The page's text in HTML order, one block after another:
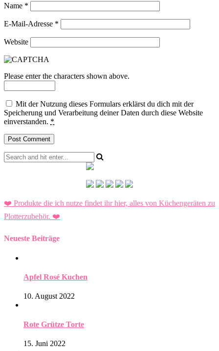
Name *
E-Mail-Adresse *
Website
Please enter the characters shown above.
Mit der Nutzung dieses Formulars erklärst du dich mit der
Speicherung und Verarbeitung deiner Daten durch diese Website
einverstanden. *
❤️ Produkte die ich nutze findet ihr hier, alles von Küchengeräten zu
Plotterzubehör. ❤️
Neueste Beiträge
Apfel Rosé Kuchen
10. August 2022
Rote Grütze Torte
15. Juni 2022